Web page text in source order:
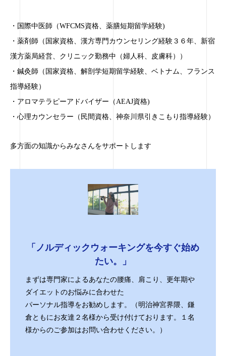
・国際中医師（WFCMS資格、薬膳短期留学経験)
・薬剤師（国家資格、漢方専門カウンセリング経験３６年、新宿
漢方薬局経営、クリニック勤務中（婦人科、皮膚科））
・鍼灸師（国家資格、解剖学短期留学経験、ベトナム、フランス
指導経験）
・アロマテラピーアドバイザー（AEAJ資格)
・心理カウンセラー（民間資格、神奈川県引きこもり指導経験）
多方面の知識からみなさんをサポートします
「ノルディックウォーキングを今すぐ始め
たい。」
まずは専門家によるあなたの腰痛、肩こり、更年期や
ダイエットのお悩みに合わせた
パーソナル指導をお勧めします。（明治神宮界隈、鎌
倉ともにお友達２名様から受け付けております。１名
様からのご参加はお問い合わせください。）